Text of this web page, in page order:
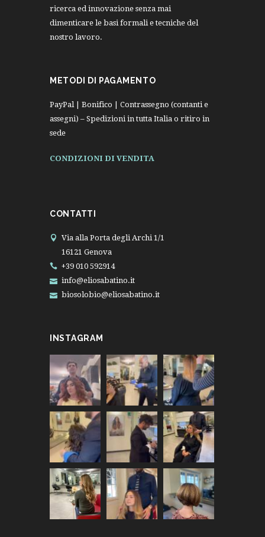
ricerca ed innovazione senza mai
dimenticare le basi formali e tecniche del
nostro lavoro.
METODI DI PAGAMENTO
PayPal | Bonifico | Contrassegno (contanti e
assegni) – Spedizioni in tutta Italia o ritiro in
sede
CONDIZIONI DI VENDITA
CONTATTI
Via alla Porta degli Archi 1/1
16121 Genova
+39 010 592914
info@eliosabatino.it
biosolobio@eliosabatino.it
INSTAGRAM